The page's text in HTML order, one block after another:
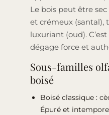
Le bois peut être
et crémeux (santal),
luxuriant (oud).
dégage force et
Sous-familles
boisé
Boisé classique :
Épuré et